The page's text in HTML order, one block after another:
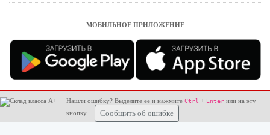
МОБИЛЬНОЕ ПРИЛОЖЕНИЕ
Нашли ошибку? Выделите её и нажмите Ctrl + Enter или на эту
кнопку
Сообщить об ошибке